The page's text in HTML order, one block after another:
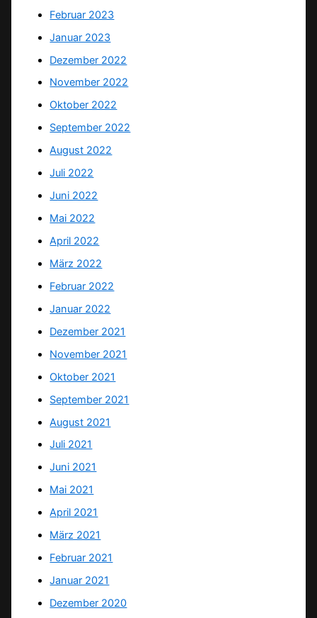
Februar 2023
Januar 2023
Dezember 2022
November 2022
Oktober 2022
September 2022
August 2022
Juli 2022
Juni 2022
Mai 2022
April 2022
März 2022
Februar 2022
Januar 2022
Dezember 2021
November 2021
Oktober 2021
September 2021
August 2021
Juli 2021
Juni 2021
Mai 2021
April 2021
März 2021
Februar 2021
Januar 2021
Dezember 2020